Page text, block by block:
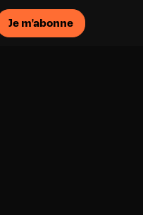
Je m'abonne